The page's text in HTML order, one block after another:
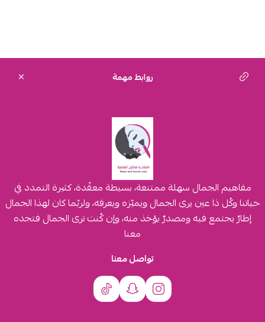
روابط مهمة
مفاهيم الجمال سهلة ممتنعة، بسيطة معقّدة، كثيرة التمدد في
حياتنا وكُل ذا عين يرى الجمال ويميّزه ويعرفه، ولربّما كان لهذا الجمال
إطارٌ يجتمع فيه ومصدرٌ يؤخذ منه، وإن كُنت ترى الجمال فتجده
معنا
تواصل معنا